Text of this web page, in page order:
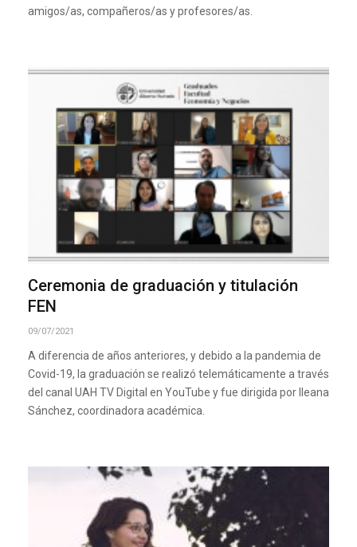
amigos/as, compañeros/as y profesores/as.
Ceremonia de graduación y titulación
FEN
09/07/2021
A diferencia de años anteriores, y debido a la pandemia de
Covid-19, la graduación se realizó telemáticamente a través
del canal UAH TV Digital en YouTube y fue dirigida por Ileana
Sánchez, coordinadora académica.